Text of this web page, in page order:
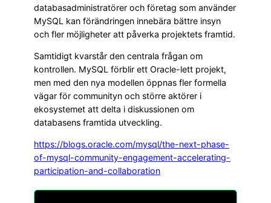
databasadministratörer och företag som använder
MySQL kan förändringen innebära bättre insyn
och fler möjligheter att påverka projektets framtid.
Samtidigt kvarstår den centrala frågan om
kontrollen. MySQL förblir ett Oracle-lett projekt,
men med den nya modellen öppnas fler formella
vägar för communityn och större aktörer i
ekosystemet att delta i diskussionen om
databasens framtida utveckling.
https://blogs.oracle.com/mysql/the-next-phase-
of-mysql-community-engagement-accelerating-
participation-and-collaboration